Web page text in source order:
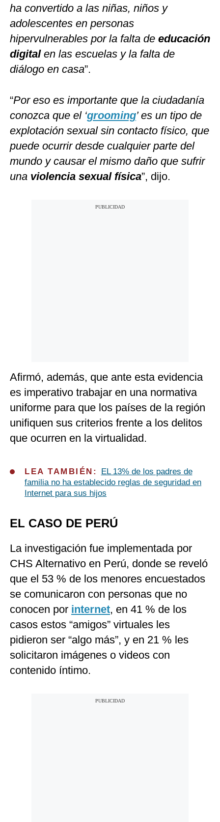
ha convertido a las niñas, niños y
adolescentes en personas
hipervulnerables por la falta de educación
digitalen las escuelas y la falta de
diálogo en casa”.
“Por eso es importante que la ciudadanía
conozca que el ‘grooming’ es un tipo de
explotación sexual sin contacto físico, que
puede ocurrir desde cualquier parte del
mundo y causar el mismo daño que sufrir
una violencia sexual física”, dijo.
Afirmó, además, que ante esta evidencia
es imperativo trabajar en una normativa
uniforme para que los países de la región
unifiquen sus criterios frente a los delitos
que ocurren en la virtualidad.
LEA TAMBIÉN:
EL 13% de los padres de
familia no ha establecido reglas de seguridad en
Internet para sus hijos
EL CASO DE PERÚ
La investigación fue implementada por
CHS Alternativo en Perú, donde se reveló
que el 53 % de los menores encuestados
se comunicaron con personas que no
conocen por internet, en 41 % de los
casos estos “amigos” virtuales les
pidieron ser “algo más”, y en 21 % les
solicitaron imágenes o videos con
contenido íntimo.